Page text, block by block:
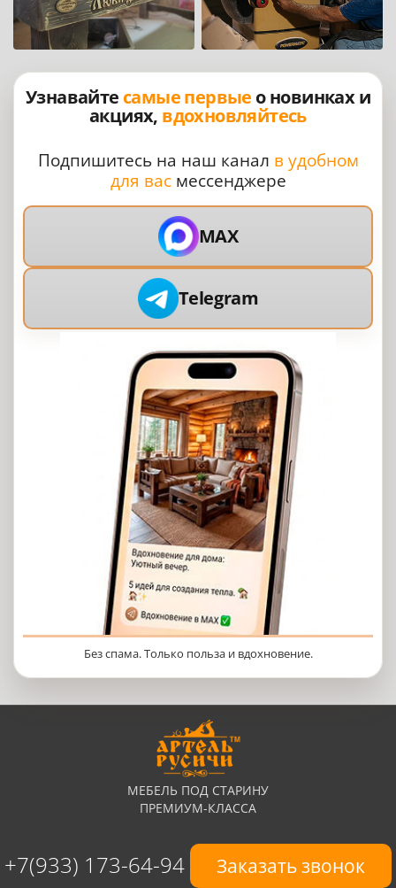
Узнавайте самые первые о новинках и
акциях, вдохновляйтесь
Подпишитесь на наш канал в удобном
для васмессенджере
MAX
Telegram
Без спама. Только польза и вдохновение.
МЕБЕЛЬ ПОД СТАРИНУ
ПРЕМИУМ-КЛАССА
+7(933) 173-64-94 Заказать звонок